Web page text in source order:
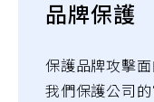
品牌保護
保護品牌攻擊
我們保護公司